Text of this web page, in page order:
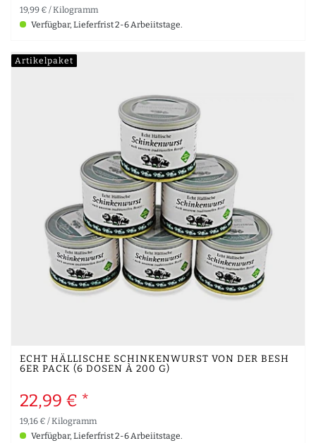
19,99 € / Kilogramm
Verfügbar, Lieferfrist 2-6 Arbeiitstage.
Artikelpaket
ECHT HÄLLISCHE SCHINKENWURST VON DER BESH
6ER PACK (6 DOSEN À 200 G)
22,99 € *
19,16 € / Kilogramm
Verfügbar, Lieferfrist 2-6 Arbeiitstage.